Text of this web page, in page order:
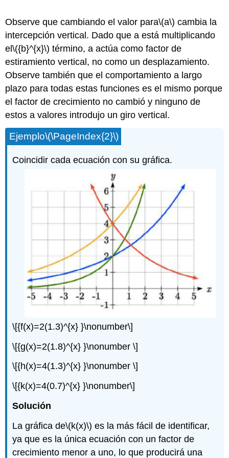
Observe que cambiando el valor para\(a\) cambia la
intercepción vertical. Dado que a está multiplicando
el\({b}^{x}\) término, a actúa como factor de
estiramiento vertical, no como un desplazamiento.
Observe también que el comportamiento a largo
plazo para todas estas funciones es el mismo porque
el factor de crecimiento no cambió y ninguno de
estos a valores introdujo un giro vertical.
Ejemplo\(\PageIndex{2}\)
Coincidir cada ecuación con su gráfica.
\[{f(x)=2(1.3)^{x} }\nonumber\]
\[{g(x)=2(1.8)^{x} }\nonumber \]
\[{h(x)=4(1.3)^{x} }\nonumber \]
\[{k(x)=4(0.7)^{x} }\nonumber\]
Solución
La gráfica de\(k(x)\) es la más fácil de identificar,
ya que es la única ecuación con un factor de
crecimiento menor a uno, lo que producirá una